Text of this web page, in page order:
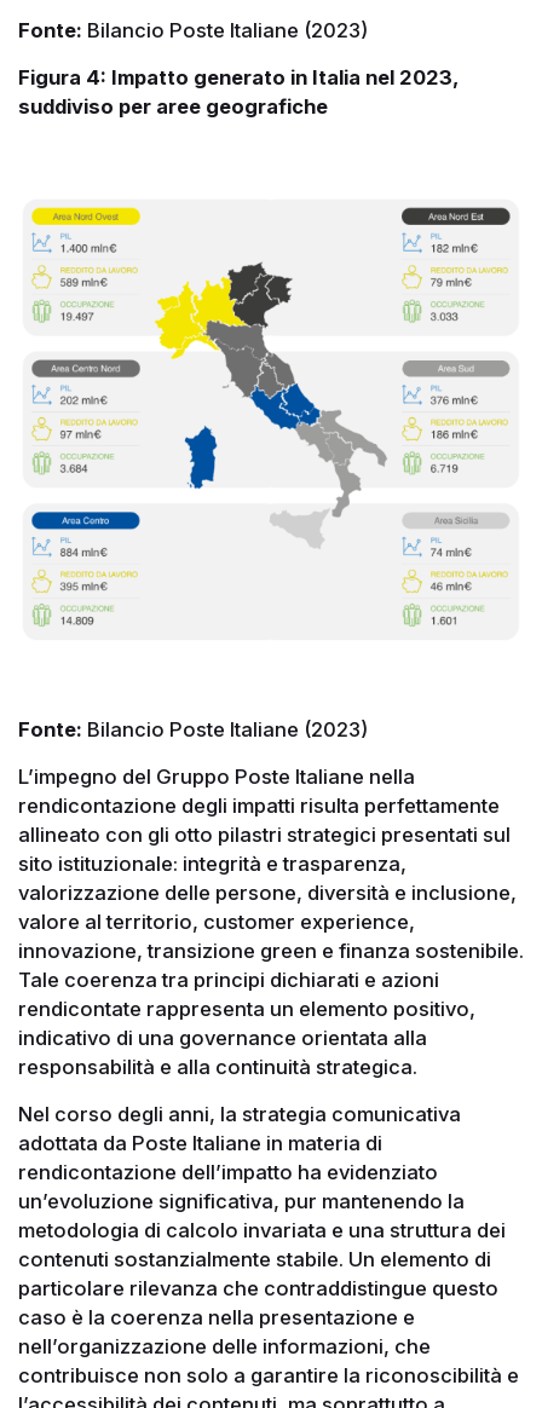
Fonte: Bilancio Poste Italiane (2023)
Figura 4: Impatto generato in Italia nel 2023,
suddiviso per aree geografiche
Fonte: Bilancio Poste Italiane (2023)
L’impegno del Gruppo Poste Italiane nella
rendicontazione degli impatti risulta perfettamente
allineato con gli otto pilastri strategici presentati sul
sito istituzionale: integrità e trasparenza,
valorizzazione delle persone, diversità e inclusione,
valore al territorio, customer experience,
innovazione, transizione green e finanza sostenibile.
Tale coerenza tra principi dichiarati e azioni
rendicontate rappresenta un elemento positivo,
indicativo di una governance orientata alla
responsabilità e alla continuità strategica.
Nel corso degli anni, la strategia comunicativa
adottata da Poste Italiane in materia di
rendicontazione dell’impatto ha evidenziato
un’evoluzione significativa, pur mantenendo la
metodologia di calcolo invariata e una struttura dei
contenuti sostanzialmente stabile. Un elemento di
particolare rilevanza che contraddistingue questo
caso è la coerenza nella presentazione e
nell’organizzazione delle informazioni, che
contribuisce non solo a garantire la riconoscibilità e